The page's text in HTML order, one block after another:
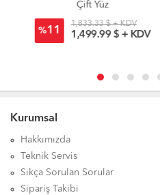
Çift Yüz
11
1,833.33 $ + KDV
1,499.99 $ + KDV
Kurumsal
Hakkımızda
Teknik Servis
Sıkça Sorulan Sorular
Sipariş Takibi